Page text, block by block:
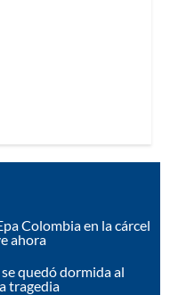
Colombia en la cárcel
ahora
quedó dormida al
tragedia